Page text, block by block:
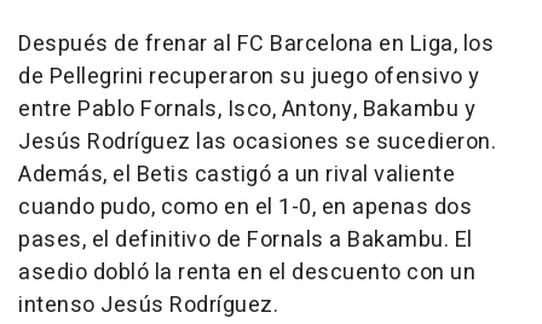
Después de frenar al FC Barcelona en Liga, los
de Pellegrini recuperaron su juego ofensivo y
entre Pablo Fornals, Isco, Antony, Bakambu y
Jesús Rodríguez las ocasiones se sucedieron.
Además, el Betis castigó a un rival valiente
cuando pudo, como en el 1-0, en apenas dos
pases, el definitivo de Fornals a Bakambu. El
asedio dobló la renta en el descuento con un
intenso Jesús Rodríguez.